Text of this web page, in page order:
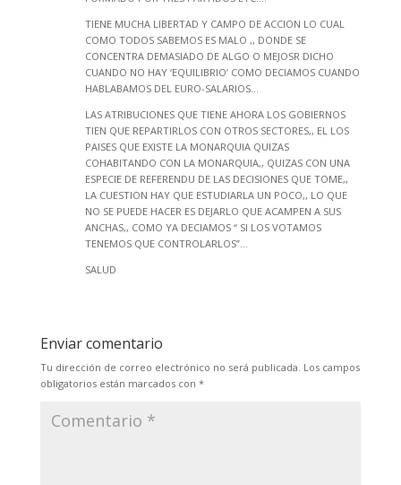
TIENE MUCHA LIBERTAD Y CAMPO DE ACCION LO CUAL
COMO TODOS SABEMOS ES MALO ,, DONDE SE
CONCENTRA DEMASIADO DE ALGO O MEJOSR DICHO
CUANDO NO HAY ‘EQUILIBRIO’ COMO DECIAMOS CUANDO
HABLABAMOS DEL EURO-SALARIOS…
LAS ATRIBUCIONES QUE TIENE AHORA LOS GOBIERNOS
TIEN QUE REPARTIRLOS CON OTROS SECTORES,, EL LOS
PAISES QUE EXISTE LA MONARQUIA QUIZAS
COHABITANDO CON LA MONARQUIA,, QUIZAS CON UNA
ESPECIE DE REFERENDU DE LAS DECISIONES QUE TOME,,
LA CUESTION HAY QUE ESTUDIARLA UN POCO,, LO QUE
NO SE PUEDE HACER ES DEJARLO QUE ACAMPEN A SUS
ANCHAS,, COMO YA DECIAMOS “ SI LOS VOTAMOS
TENEMOS QUE CONTROLARLOS”…
SALUD
Enviar comentario
Tu dirección de correo electrónico no será publicada. Los campos
obligatorios están marcados con *